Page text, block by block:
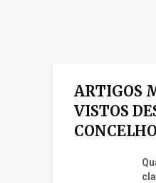
ARTIGOS
VISTOS
CONCELHO